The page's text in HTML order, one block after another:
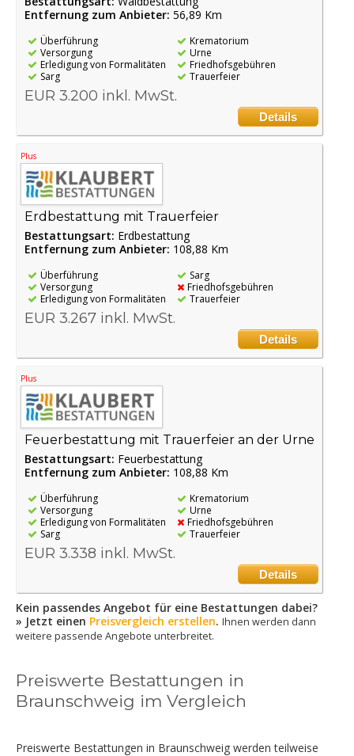
Entfernung zum Anbieter: 56,89 Km
Überführung
Versorgung
Erledigung von Formalitäten
Sarg
Krematorium
Urne
Friedhofsgebühren
Trauerfeier
EUR 3.200 inkl. MwSt.
Details
Plus
Erdbestattung mit Trauerfeier
Bestattungsart: Erdbestattung
Entfernung zum Anbieter: 108,88 Km
Überführung
Versorgung
Erledigung von Formalitäten
Sarg
Friedhofsgebühren
Trauerfeier
EUR 3.267 inkl. MwSt.
Details
Plus
Feuerbestattung mit Trauerfeier an der Urne
Bestattungsart: Feuerbestattung
Entfernung zum Anbieter: 108,88 Km
Überführung
Versorgung
Erledigung von Formalitäten
Sarg
Krematorium
Urne
Friedhofsgebühren
Trauerfeier
EUR 3.338 inkl. MwSt.
Details
Kein passendes Angebot für eine Bestattungen dabei?
» Jetzt einen Preisvergleich erstellen. Ihnen werden dann
weitere passende Angebote unterbreitet.
Preiswerte Bestattungen in
Braunschweig im Vergleich
Preiswerte Bestattungen in Braunschweig werden teilweise